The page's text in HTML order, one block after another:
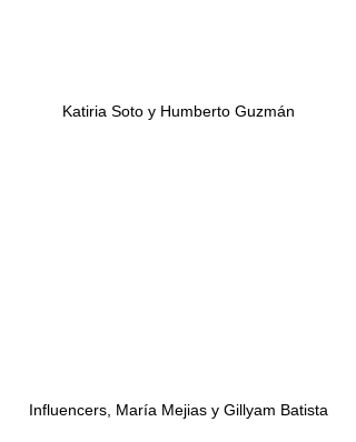
Katiria Soto y Humberto Guzmán
Influencers, María Mejias y Gillyam Batista